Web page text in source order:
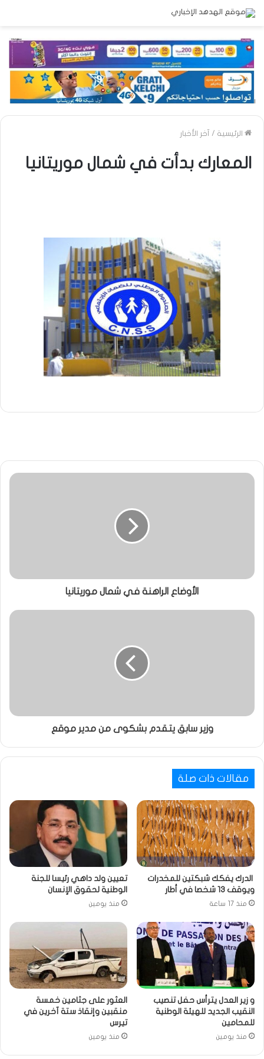
الرئيسية / آخر الأخبار
المعارك بدأت في شمال موريتانيا
الأوضاع الراهنة في شمال موريتانيا
وزير سابق يتقدم بشكوى من مدير موقع
مقالات ذات صلة
الدرك يفكك شبكتين للمخدرات
ويوقف 13 شخصا في أطار
منذ 17 ساعة
تعيين ولد داهي رئيسا للجنة
الوطنية لحقوق الإنسان
منذ يومين
و زير العدل يترأس حفل تنصيب
النقيب الجديد للهيئة الوطنية
للمحامين
منذ يومين
العثور على جثامين خمسة
منقبين وإنقاذ ستة آخرين في
تيرس
منذ يومين